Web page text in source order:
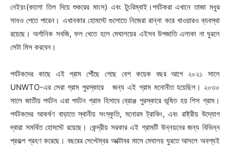
নেইয়ং(কালো তিল দিয়ে শুকরের মাংস) এবং টুংরিম্বাই।পর্যটকরা এখানে তাজা মধুর
সাধও পেতে পারেন। এখানকার হোমস্টে গুলোতে নিজেরা রান্না করে খাওয়ারও ব্যবস্থা
রয়েছে। অর্গানিক সবজি, ফল খেতে হলে মেঘালয়ের এইসব উপজাতি এলাকা না ঘুরলে
সেটা মিস করবেন।
পর্যটকদের কাছে এই গ্রাম পৌঁছে গেছে বেশ কয়েক বছর আগে ২০২১ সালে
UNWTO-এর সেরা গ্রাম পুরস্কারে জন্য এই গ্রাম মনোনীত হয়েছিল। ২০৩০
সালে জাতীয় পর্যটন এরা পর্যটন গ্রাম হিসাবে ব্রোঞ্জ পুরস্কারে ভূষিত হয় শিস গ্রাম।
পর্যটকদের আকর্ষণ বাড়াতে স্থানীয় সংস্কৃতি, মনোরম ট্রাকিং, এবং রাষ্ট্রীয় উদ্যোগ
দ্বারা সমর্থিত হোমস্টে রয়েছে। কেন্দ্রীয় সরকার এই গ্রামটি উন্নয়নের জন্য বিভিন্ন
প্রকল্প গ্রহণ করেছে। বছরের সেপ্টেম্বর অক্টোবর মাসে মেঘালয় ঘুরতে আসলে অবশ্যই